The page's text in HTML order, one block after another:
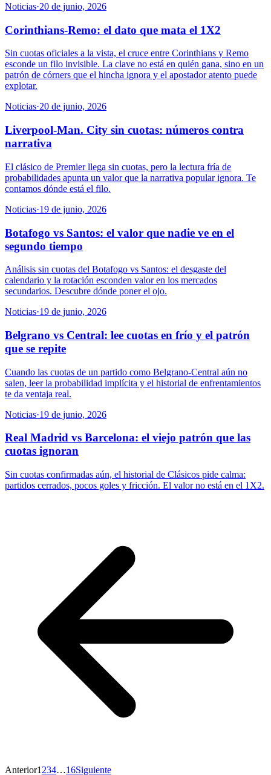
Noticias·20 de junio, 2026
Corinthians-Remo: el dato que mata el 1X2
Sin cuotas oficiales a la vista, el cruce entre Corinthians y Remo
esconde un filo invisible. La clave no está en quién gana, sino en un
patrón de córners que el hincha ignora y el apostador atento puede
explotar.
Noticias·20 de junio, 2026
Liverpool-Man. City sin cuotas: números contra
narrativa
El clásico de Premier llega sin cuotas, pero la lectura fría de
probabilidades apunta un valor que la narrativa popular ignora. Te
contamos dónde está el filo.
Noticias·19 de junio, 2026
Botafogo vs Santos: el valor que nadie ve en el
segundo tiempo
Análisis sin cuotas del Botafogo vs Santos: el desgaste del
calendario y la rotación esconden valor en los mercados
secundarios. Descubre dónde poner el ojo.
Noticias·19 de junio, 2026
Belgrano vs Central: lee cuotas en frío y el patrón
que se repite
Cuando las cuotas de un partido como Belgrano-Central aún no
salen, leer la probabilidad implícita y el historial de enfrentamientos
te da ventaja real.
Noticias·19 de junio, 2026
Real Madrid vs Barcelona: el viejo patrón que las
cuotas ignoran
Sin cuotas confirmadas aún, el historial de Clásicos pide calma:
partidos cerrados, pocos goles y fricción. El valor no está en el 1X2.
Anterior1 234…16Siguiente